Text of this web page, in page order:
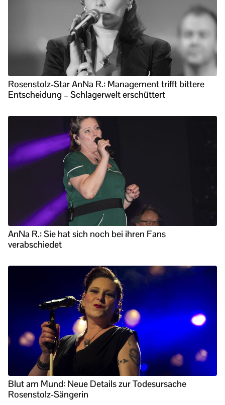
Rosenstolz-Star AnNa R.: Management trifft bittere
Entscheidung – Schlagerwelt erschüttert
AnNa R.: Sie hat sich noch bei ihren Fans
verabschiedet
Blut am Mund: Neue Details zur Todesursache
Rosenstolz-Sängerin